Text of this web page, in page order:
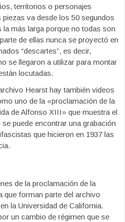
territorios o personajes
va desde los 50 segundos
más larga porque no todas son
de ellas nunca se proyectó en
“descartes”, es decir,
se llegaron a utilizar para montar
locutadas.
Hearst hay también videos
uno de la «proclamación de la
de Alfonso XIII» que muestra el
puede encontrar una grabación
que hicieron en 1937 las
de la proclamación de la
que forman parte del archivo
la Universidad de California.
un cambio de régimen que se